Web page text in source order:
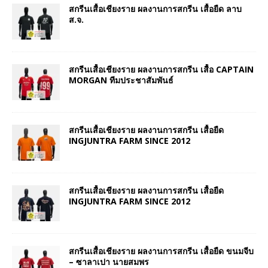
สกรีนเสื้อเชียงราย ผลงานการสกรีน เสื้อยืด ลาบ
ส.จ.
สกรีนเสื้อเชียงราย ผลงานการสกรีน เสื้อ CAPTAIN
MORGAN ทีมประชาสัมพันธ์
สกรีนเสื้อเชียงราย ผลงานการสกรีน เสื้อยืด
INGJUNTRA FARM SINCE 2012
สกรีนเสื้อเชียงราย ผลงานการสกรีน เสื้อยืด
INGJUNTRA FARM SINCE 2012
สกรีนเสื้อเชียงราย ผลงานการสกรีน เสื้อยืด ขนมจีบ
– ซาลาเปา นายสมพร